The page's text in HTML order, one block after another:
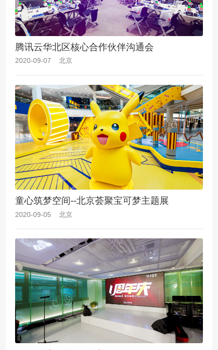
腾讯云华北区核心合作伙伴沟通会
2020-09-07 北京
童心筑梦空间--北京荟聚宝可梦主题展
2020-09-05 北京